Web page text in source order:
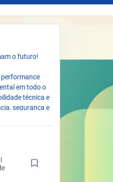
o futuro!
performance
em todo o
técnica e
segurança e
produzidas
diferenciais
contenção,